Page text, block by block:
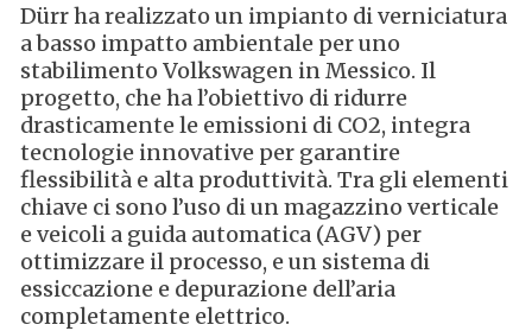
Dürr ha realizzato un impianto di verniciatura
a basso impatto ambientale per uno
stabilimento Volkswagen in Messico. Il
progetto, che ha l’obiettivo di ridurre
drasticamente le emissioni di CO2, integra
tecnologie innovative per garantire
flessibilità e alta produttività. Tra gli elementi
chiave ci sono l’uso di un magazzino verticale
e veicoli a guida automatica (AGV) per
ottimizzare il processo, e un sistema di
essiccazione e depurazione dell’aria
completamente elettrico.